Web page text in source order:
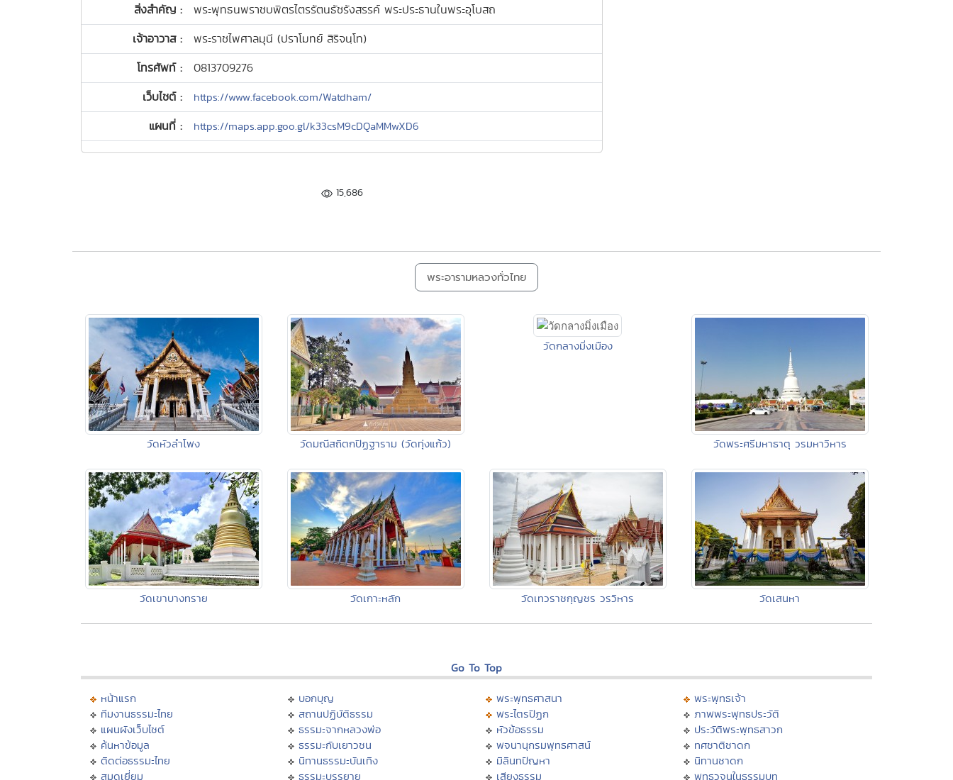
สิ่งสำคัญ :
พระพุทธนพราชบพิตรไตรรัตนธัชรังสรรค์ พระประธานในพระอุโบสถ
เจ้าอาวาส :
พระราชไพศาลมุนี (ปราโมทย์ สิริจนฺโท)
โทรศัพท์ :
0813709276
เว็บไซต์ :
https://www.facebook.com/Watdham/
แผนที่ : https://maps.app.goo.gl/k33csM9cDQaMMwXD6
15,686
พระอารามหลวงทั่วไทย
วัดหัวลำโพง วัดมณีสถิตกปิฏฐาราม (วัดทุ่งแก้ว)
วัดกลางมิ่งเมือง
วัดพระศรีมหาธาตุ วรมหาวิหาร
วัดเขาบางทราย วัดเกาะหลัก วัดเทวราชกุญชร วรวิหาร วัดเสนหา
Go To Top
หน้าแรก
ทีมงานธรรมะไทย
แผนผังเว็บไซต์
ค้นหาข้อมูล
ติดต่อธรรมะไทย
สมุดเยี่ยม
บอกบุญ
สถานปฏิบัติธรรม
ธรรมะจากหลวงพ่อ
ธรรมะกับเยาวชน
นิทานธรรมะบันเทิง
ธรรมะบรรยาย
พระพุทธศาสนา
พระไตรปิฏก
หัวข้อธรรม
พจนานุกรมพุทธศาสน์
มิลินทปัญหา
เสียงธรรม
พระพุทธเจ้า
ภาพพระพุทธประวัติ
ประวัติพระพุทธสาวก
ทศชาติชาดก
นิทานชาดก
พุทธวจนในธรรมบท